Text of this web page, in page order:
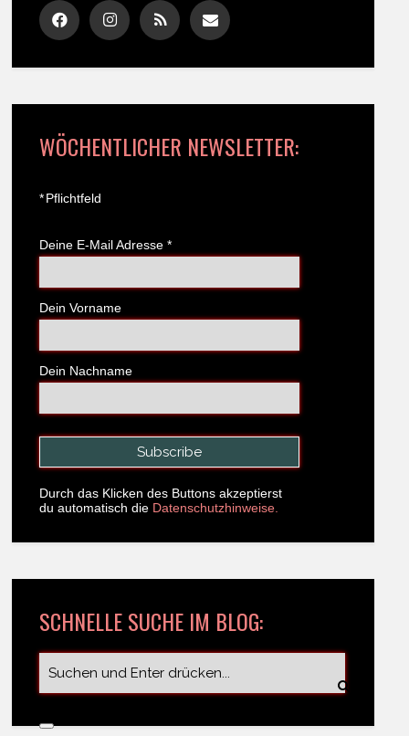
WÖCHENTLICHER NEWSLETTER:
*Pflichtfeld
Deine E-Mail Adresse *
Dein Vorname
Dein Nachname
Durch das Klicken des Buttons akzeptierst
du automatisch die Datenschutzhinweise.
SCHNELLE SUCHE IM BLOG: